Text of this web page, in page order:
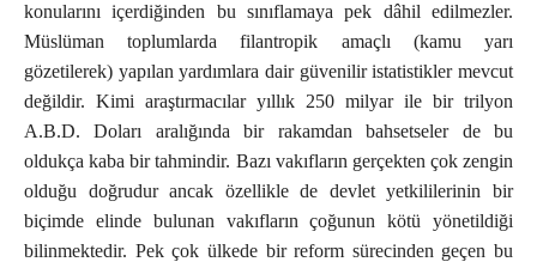
konularını içerdiğinden bu sınıflamaya pek dâhil edilmezler.
Müslüman toplumlarda filantropik amaçlı (kamu yarı
gözetilerek) yapılan yardımlara dair güvenilir istatistikler mevcut
değildir. Kimi araştırmacılar yıllık 250 milyar ile bir trilyon
A.B.D. Doları aralığında bir rakamdan bahsetseler de bu
oldukça kaba bir tahmindir. Bazı vakıfların gerçekten çok zengin
olduğu doğrudur ancak özellikle de devlet yetkililerinin bir
biçimde elinde bulunan vakıfların çoğunun kötü yönetildiği
bilinmektedir. Pek çok ülkede bir reform sürecinden geçen bu